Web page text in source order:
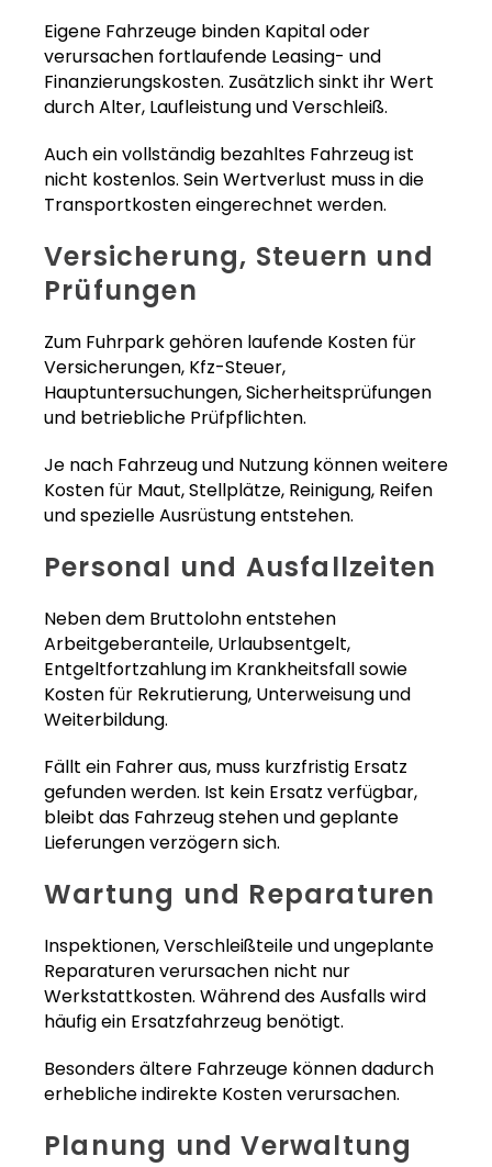
Eigene Fahrzeuge binden Kapital oder
verursachen fortlaufende Leasing- und
Finanzierungskosten. Zusätzlich sinkt ihr Wert
durch Alter, Laufleistung und Verschleiß.
Auch ein vollständig bezahltes Fahrzeug ist
nicht kostenlos. Sein Wertverlust muss in die
Transportkosten eingerechnet werden.
Versicherung, Steuern und
Prüfungen
Zum Fuhrpark gehören laufende Kosten für
Versicherungen, Kfz-Steuer,
Hauptuntersuchungen, Sicherheitsprüfungen
und betriebliche Prüfpflichten.
Je nach Fahrzeug und Nutzung können weitere
Kosten für Maut, Stellplätze, Reinigung, Reifen
und spezielle Ausrüstung entstehen.
Personal und Ausfallzeiten
Neben dem Bruttolohn entstehen
Arbeitgeberanteile, Urlaubsentgelt,
Entgeltfortzahlung im Krankheitsfall sowie
Kosten für Rekrutierung, Unterweisung und
Weiterbildung.
Fällt ein Fahrer aus, muss kurzfristig Ersatz
gefunden werden. Ist kein Ersatz verfügbar,
bleibt das Fahrzeug stehen und geplante
Lieferungen verzögern sich.
Wartung und Reparaturen
Inspektionen, Verschleißteile und ungeplante
Reparaturen verursachen nicht nur
Werkstattkosten. Während des Ausfalls wird
häufig ein Ersatzfahrzeug benötigt.
Besonders ältere Fahrzeuge können dadurch
erhebliche indirekte Kosten verursachen.
Planung und Verwaltung